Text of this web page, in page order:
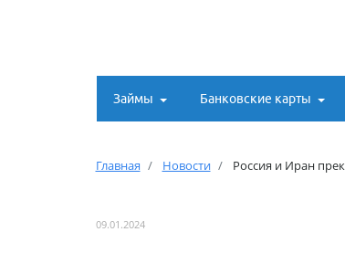
Займы Банковские карты
Главная Новости Россия и Иран
09.01.2024